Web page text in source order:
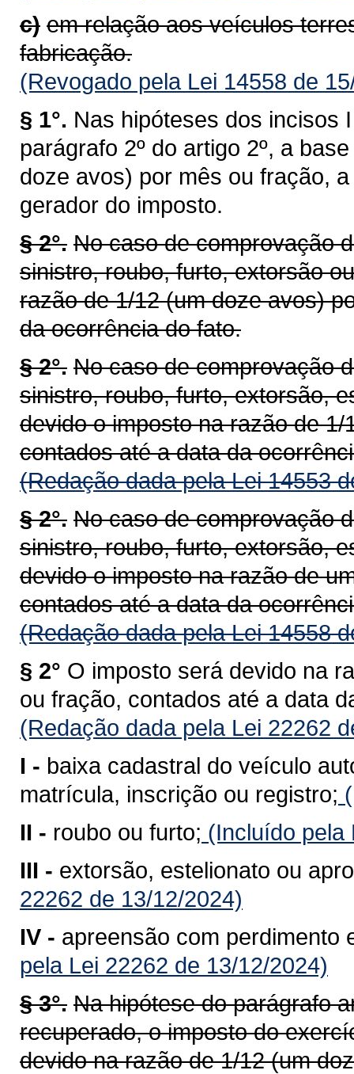
c) em relação aos veículos
fabricação.
(Revogado pela Lei 14558 de
§ 1°. Nas hipóteses dos incisos
parágrafo 2º do artigo 2º, a
doze avos) por mês ou fração,
gerador do imposto.
§ 2°. No caso de comprovação
sinistro, roubo, furto, extorsão
razão de 1/12 (um doze avos)
da ocorrência do fato.
§ 2°. No caso de comprovação
sinistro, roubo, furto, extorsão,
devido o imposto na razão de
contados até a data da
(Redação dada pela Lei 14553
§ 2°. No caso de comprovação
sinistro, roubo, furto, extorsão,
devido o imposto na razão de
contados até a data da
(Redação dada pela Lei 14558
§ 2° O imposto será devido na
ou fração, contados até a data
(Redação dada pela Lei 22262
I - baixa cadastral do veículo
matrícula, inscrição ou registro;
II - roubo ou furto; (Incluído pela
III - extorsão, estelionato ou
22262 de 13/12/2024)
IV - apreensão com perdimento
pela Lei 22262 de 13/12/2024)
§ 3°. Na hipótese do parágrafo
recuperado, o imposto do
devido na razão de 1/12 (um